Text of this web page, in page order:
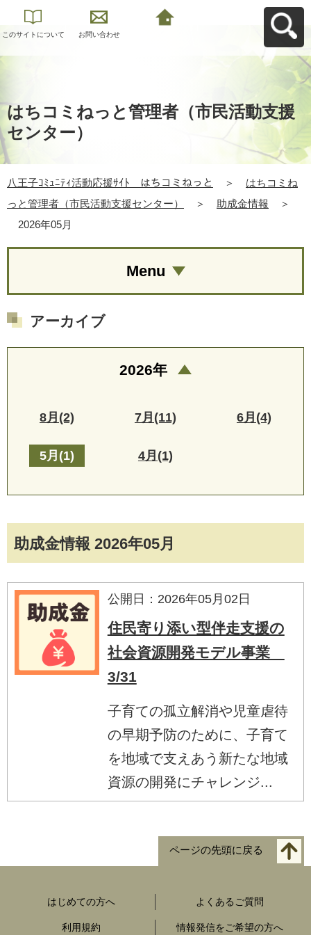
このサイトについて お問い合わせ
はちコミねっと管理者（市民活動支援
センター）
八王子ｺﾐｭﾆﾃｨ活動応援ｻｲﾄ はちコミねっと ＞
はちコミね
っと管理者（市民活動支援センター）
＞ 助成金情報
＞
2026年05月
助成金情報 2026年05月
公開日：2026年05月02日
住民寄り添い型伴走支援の
社会資源開発モデル事業
3/31
子育ての孤立解消や児童虐待
の早期予防のために、子育て
を地域で支えあう新たな地域
資源の開発にチャレンジ...
Menu
アーカイブ
2026年
8月(2) 7月(11) 6月(4)
5月(1) 4月(1)
ページの先頭に戻る
はじめての方へ よくあるご質問
利用規約 情報発信をご希望の方へ